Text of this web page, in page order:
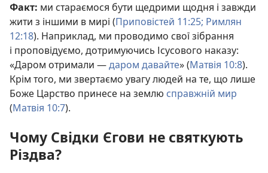
Факт: ми стараємося бути щедрими щодня і завжди
жити з іншими в мирі (Приповістей 11:25; Римлян
12:18). Наприклад, ми проводимо свої зібрання
і проповідуємо, дотримуючись Ісусового наказу:
«Даром отримали —даром давайте» (Матвія 10:8).
Крім того, ми звертаємо увагу людей на те, що лише
Боже Царство принесе на землю справжній мир
(Матвія 10:7).
Чому Свідки Єгови не святкують
Різдва?